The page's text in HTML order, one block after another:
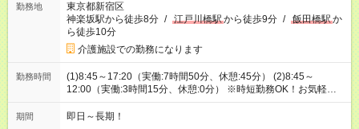
勤務地
東京都新宿区
神楽坂駅から徒歩8分 / 江戸川橋駅から徒歩9分 / 飯田橋駅か
ら徒歩10分
介護施設での勤務になります
勤務時間
(1)8:45～17:20（実働:7時間50分、休憩:45分） (2)8:45～
12:00（実働:3時間15分、休憩:0分） ※時短勤務OK！お気軽にご
相談ください。
期間 即日～長期！